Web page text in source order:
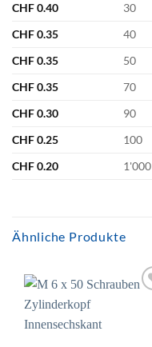
CHF0.40 30
CHF0.35 40
CHF0.35 50
CHF0.35 70
CHF0.30 90
CHF0.25 100
CHF0.20 1'000
Ähnliche Produkte